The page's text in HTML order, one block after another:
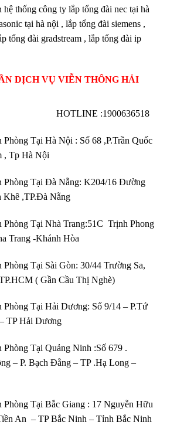
hệ thống công ty lắp tổng đài nec tại hà
tại hà nội , lắp tổng đài siemens ,
tổng đài gradstream , lắp tổng đài ip
DỊCH VỤ VIỄN THÔNG HẢI
HOTLINE :1900636518
Tại Hà Nội : Số 68 ,P.Trần Quốc
, Tp Hà Nội
Phòng Tại Đà Nẵng: K204/16 Đường
Khê ,TP.Đà Nẵng
Tại Nhà Trang:51C Trịnh Phong
Trang -Khánh Hòa
Tại Sài Gòn: 30/44 Trường Sa,
( Gần Cầu Thị Nghè)
Tại Hải Dương: Số 9/14 – P.Tứ
TP Hải Dương
Tại Quảng Ninh :Số 679 .
– P. Bạch Đằng – TP .Hạ Long –
Tại Bắc Giang : 17 Nguyễn Hữu
An – TP Bắc Ninh – Tỉnh Bắc Ninh